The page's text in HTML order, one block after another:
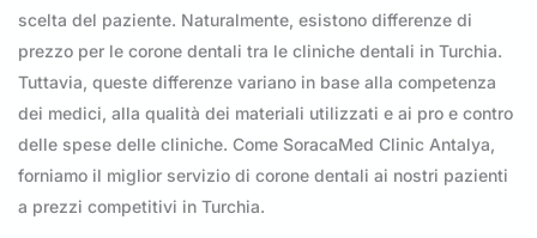
scelta del paziente. Naturalmente, esistono differenze di
prezzo per le corone dentali tra le cliniche dentali in Turchia.
Tuttavia, queste differenze variano in base alla competenza
dei medici, alla qualità dei materiali utilizzati e ai pro e contro
delle spese delle cliniche. Come SoracaMed Clinic Antalya,
forniamo il miglior servizio di corone dentali ai nostri pazienti
a prezzi competitivi in Turchia.